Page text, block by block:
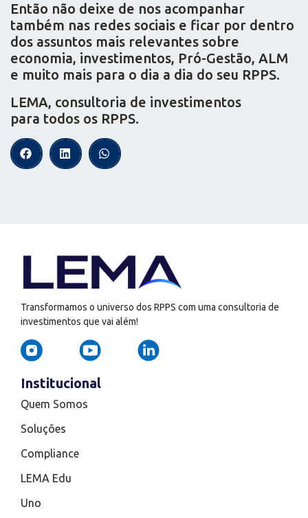
Então não deixe de nos acompanhar
também nas redes sociais e ficar por dentro
dos assuntos mais relevantes sobre
economia, investimentos, Pró-Gestão, ALM
e muito mais para o dia a dia do seu RPPS.
LEMA, consultoria de investimentos
para todos os RPPS.
Transformamos o universo dos RPPS com uma consultoria de
investimentos que vai além!
Institucional
Quem Somos
Soluções
Compliance
LEMA Edu
Uno